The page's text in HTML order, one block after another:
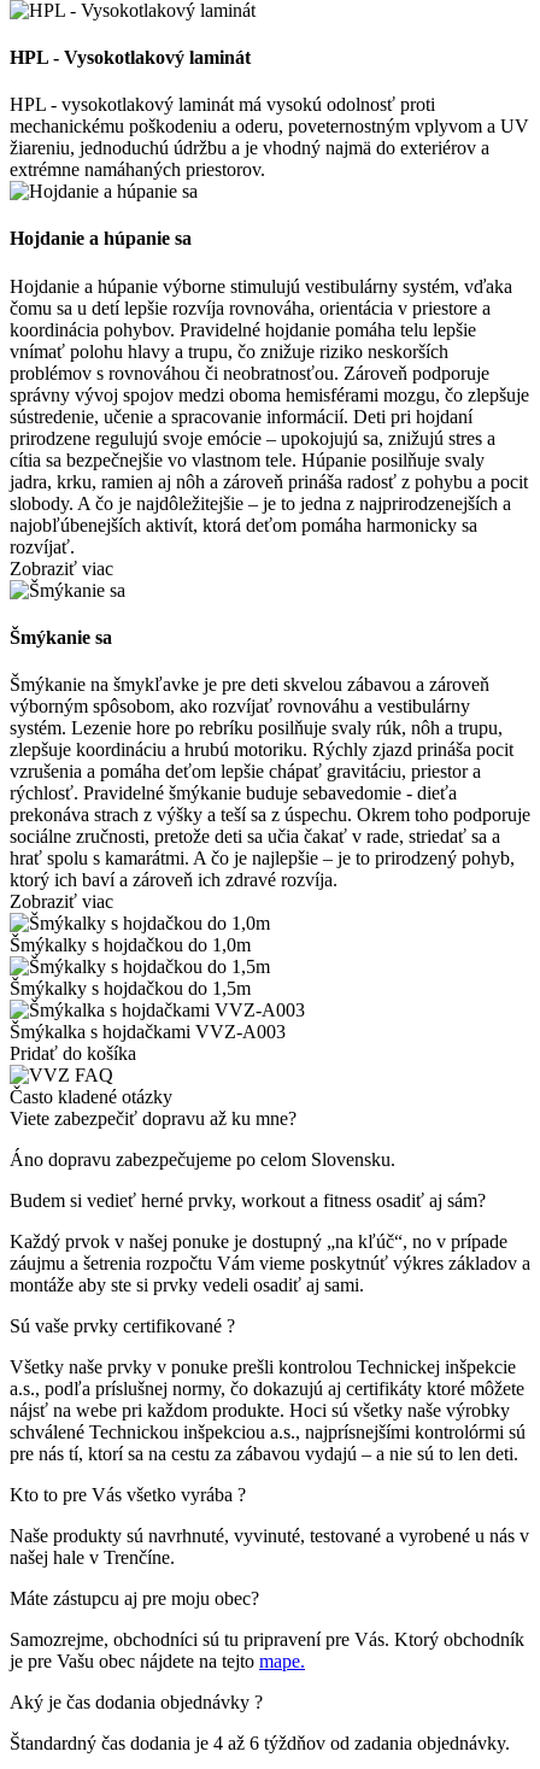
HPL - Vysokotlakový laminát
HPL - vysokotlakový laminát má vysokú odolnosť proti
mechanickému poškodeniu a oderu, poveternostným vplyvom a UV
žiareniu, jednoduchú údržbu a je vhodný najmä do exteriérov a
extrémne namáhaných priestorov.
Hojdanie a húpanie sa
Hojdanie a húpanie výborne stimulujú vestibulárny systém, vďaka
čomu sa u detí lepšie rozvíja rovnováha, orientácia v priestore a
koordinácia pohybov. Pravidelné hojdanie pomáha telu lepšie
vnímať polohu hlavy a trupu, čo znižuje riziko neskorších
problémov s rovnováhou či neobratnosťou. Zároveň podporuje
správny vývoj spojov medzi oboma hemisférami mozgu, čo zlepšuje
sústredenie, učenie a spracovanie informácií. Deti pri hojdaní
prirodzene regulujú svoje emócie – upokojujú sa, znižujú stres a
cítia sa bezpečnejšie vo vlastnom tele. Húpanie posilňuje svaly
jadra, krku, ramien aj nôh a zároveň prináša radosť z pohybu a pocit
slobody. A čo je najdôležitejšie – je to jedna z najprirodzenejších a
najobľúbenejších aktivít, ktorá deťom pomáha harmonicky sa
rozvíjať.
Zobraziť viac
Šmýkanie sa
Šmýkanie na šmykľavke je pre deti skvelou zábavou a zároveň
výborným spôsobom, ako rozvíjať rovnováhu a vestibulárny
systém. Lezenie hore po rebríku posilňuje svaly rúk, nôh a trupu,
zlepšuje koordináciu a hrubú motoriku. Rýchly zjazd prináša pocit
vzrušenia a pomáha deťom lepšie chápať gravitáciu, priestor a
rýchlosť. Pravidelné šmýkanie buduje sebavedomie - dieťa
prekonáva strach z výšky a teší sa z úspechu. Okrem toho podporuje
sociálne zručnosti, pretože deti sa učia čakať v rade, striedať sa a
hrať spolu s kamarátmi. A čo je najlepšie – je to prirodzený pohyb,
ktorý ich baví a zároveň ich zdravé rozvíja.
Zobraziť viac
Šmýkalky s hojdačkou do 1,0m
Šmýkalky s hojdačkou do 1,5m
Šmýkalka s hojdačkami VVZ-A003
Pridať do košíka
Často kladené otázky
Viete zabezpečiť dopravu až ku mne?
Áno dopravu zabezpečujeme po celom Slovensku.
Budem si vedieť herné prvky, workout a fitness osadiť aj sám?
Každý prvok v našej ponuke je dostupný „na kľúč“, no v prípade
záujmu a šetrenia rozpočtu Vám vieme poskytnúť výkres základov a
montáže aby ste si prvky vedeli osadiť aj sami.
Sú vaše prvky certifikované ?
Všetky naše prvky v ponuke prešli kontrolou Technickej inšpekcie
a.s., podľa príslušnej normy, čo dokazujú aj certifikáty ktoré môžete
nájsť na webe pri každom produkte. Hoci sú všetky naše výrobky
schválené Technickou inšpekciou a.s., najprísnejšími kontrolórmi sú
pre nás tí, ktorí sa na cestu za zábavou vydajú – a nie sú to len deti.
Kto to pre Vás všetko vyrába ?
Naše produkty sú navrhnuté, vyvinuté, testované a vyrobené u nás v
našej hale v Trenčíne.
Máte zástupcu aj pre moju obec?
Samozrejme, obchodníci sú tu pripravení pre Vás. Ktorý obchodník
je pre Vašu obec nájdete na tejto mape.
Aký je čas dodania objednávky ?
Štandardný čas dodania je 4 až 6 týždňov od zadania objednávky.